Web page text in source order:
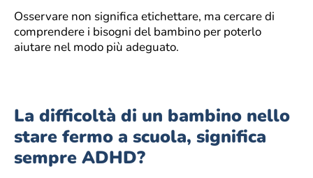
Osservare non significa etichettare, ma cercare di
comprendere i bisogni del bambino per poterlo
aiutare nel modo più adeguato.
La difficoltà di un bambino nello
stare fermo a scuola, significa
sempre ADHD?